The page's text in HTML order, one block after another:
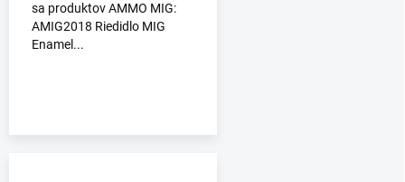
sa produktov AMMO MIG:
AMIG2018 Riedidlo MIG
Enamel...